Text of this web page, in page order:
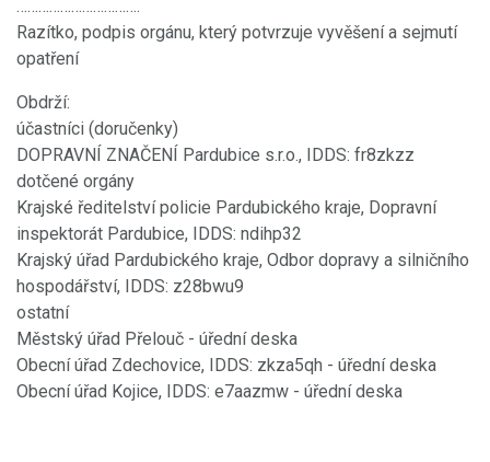
…………………………….
Razítko, podpis orgánu, který potvrzuje vyvěšení a sejmutí
opatření
Obdrží:
účastníci (doručenky)
DOPRAVNÍ ZNAČENÍ Pardubice s.r.o., IDDS: fr8zkzz
dotčené orgány
Krajské ředitelství policie Pardubického kraje, Dopravní
inspektorát Pardubice, IDDS: ndihp32
Krajský úřad Pardubického kraje, Odbor dopravy a silničního
hospodářství, IDDS: z28bwu9
ostatní
Městský úřad Přelouč - úřední deska
Obecní úřad Zdechovice, IDDS: zkza5qh - úřední deska
Obecní úřad Kojice, IDDS: e7aazmw - úřední deska